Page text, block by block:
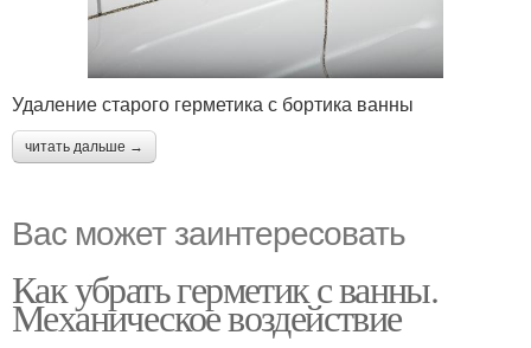
Удаление старого герметика с бортика ванны
читать дальше →
Вас может заинтересовать
Как убрать герметик с ванны.
Механическое воздействие